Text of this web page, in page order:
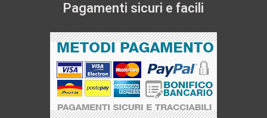
Pagamenti sicuri e facili